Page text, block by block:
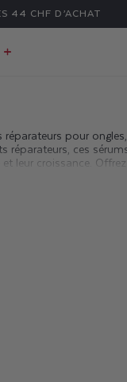
44 CHF D’ACHAT
réparateurs pour
réparateurs, ces
leur croissance.